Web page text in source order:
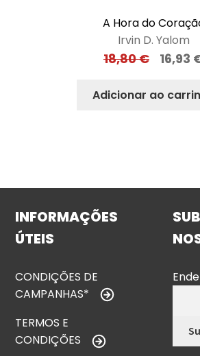
A Hora do
Irvin D. Yalom
18,80€ 16,93
Adicionar ao
INFORMAÇÕES
ÚTEIS
CONDIÇÕES DE
CAMPANHAS*
TERMOS E
CONDIÇÕES